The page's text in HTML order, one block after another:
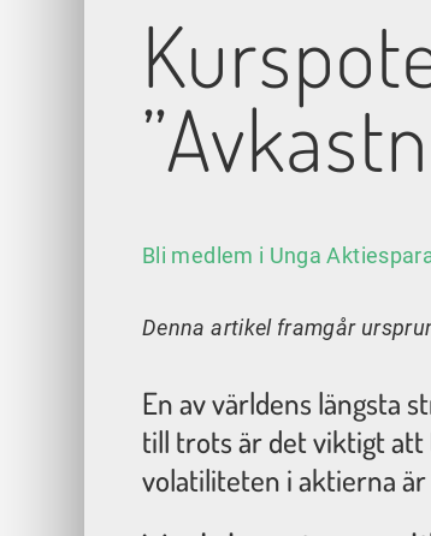
Bli medlem i Unga
Denna artikel framgår
En av världens längsta
till trots är det viktigt att
volatiliteten i aktierna